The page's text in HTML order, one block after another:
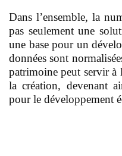
Dans l’ensemble, la
pas seulement une
une base pour un
données sont
patrimoine peut servir à
la création, devenant
pour le développement